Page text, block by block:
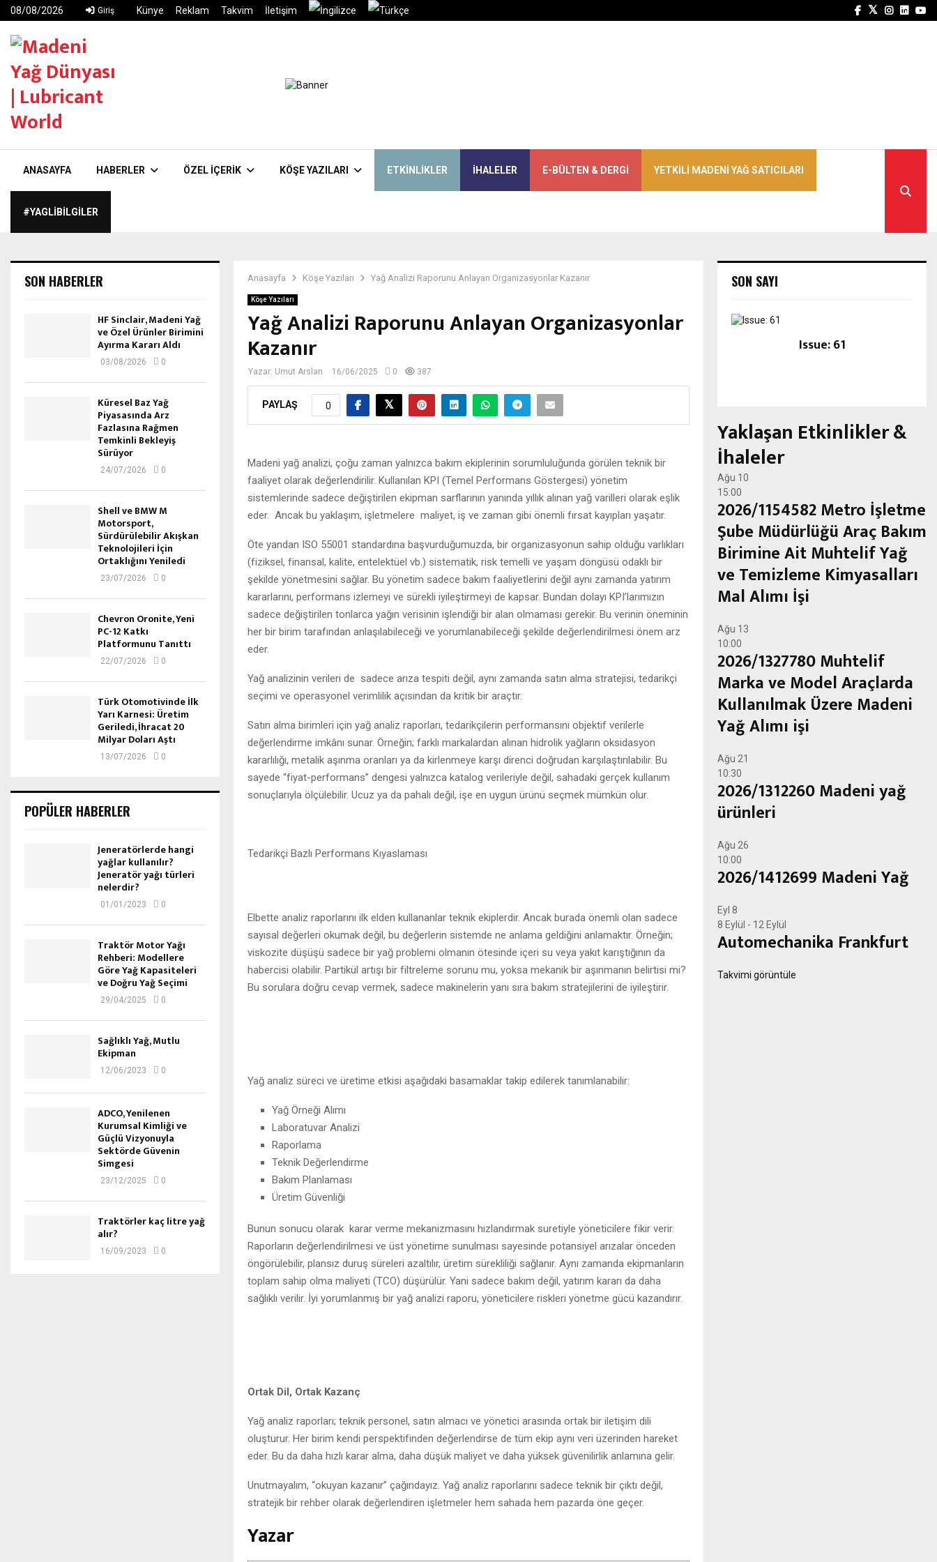
08/08/2026 Giriş Künye Reklam Takvim İletişim Facebook
Twitter
Instagram
ANASAYFA HABERLER ÖZEL İÇERIK KÖŞE YAZILARI ETKINLIKLER İHALELER E-BÜLTEN & DERGI YETKILI MADENI YAĞ SATICILARI
#YAGLIBILGILER
Anasayfa Köşe Yazıları Yağ Analizi Raporunu Anlayan Organizasyonlar Kazanır
Köşe Yazıları
Yağ Analizi Raporunu Anlayan Organizasyonlar
Kazanır
Yazar: Umut Arslan 16/06/2025 0 387
PAYLAŞ 0
Madeni yağ analizi, çoğu zaman yalnızca bakım ekiplerinin sorumluluğunda görülen teknik bir
faaliyet olarak değerlendirilir. Kullanılan KPI (Temel Performans Göstergesi) yönetim
sistemlerinde sadece değiştirilen ekipman sarflarının yanında yıllık alınan yağ varilleri olarak eşlik
eder. Ancak bu yaklaşım, işletmelere maliyet, iş ve zaman gibi önemli fırsat kayıpları yaşatır.
Öte yandan ISO 55001 standardına başvurduğumuzda, bir organizasyonun sahip olduğu varlıkları
(fiziksel, finansal, kalite, entelektüel vb.) sistematik, risk temelli ve yaşam döngüsü odaklı bir
şekilde yönetmesini sağlar. Bu yönetim sadece bakım faaliyetlerini değil aynı zamanda yatırım
kararlarını, performans izlemeyi ve sürekli iyileştirmeyi de kapsar. Bundan dolayı KPI’larımızın
sadece değiştirilen tonlarca yağın verisinin işlendiği bir alan olmaması gerekir. Bu verinin öneminin
her bir birim tarafından anlaşılabileceği ve yorumlanabileceği şekilde değerlendirilmesi önem arz
eder.
Yağ analizinin verileri de sadece arıza tespiti değil, aynı zamanda satın alma stratejisi, tedarikçi
seçimi ve operasyonel verimlilik açısından da kritik bir araçtır.
Satın alma birimleri için yağ analiz raporları, tedarikçilerin performansını objektif verilerle
değerlendirme imkânı sunar. Örneğin; farklı markalardan alınan hidrolik yağların oksidasyon
kararlılığı, metalik aşınma oranları ya da kirlenmeye karşı direnci doğrudan karşılaştırılabilir. Bu
sayede “fiyat-performans” dengesi yalnızca katalog verileriyle değil, sahadaki gerçek kullanım
sonuçlarıyla ölçülebilir. Ucuz ya da pahalı değil, işe en uygun ürünü seçmek mümkün olur.
Tedarikçi Bazlı Performans Kıyaslaması
Elbette analiz raporlarını ilk elden kullananlar teknik ekiplerdir. Ancak burada önemli olan sadece
sayısal değerleri okumak değil, bu değerlerin sistemde ne anlama geldiğini anlamaktır. Örneğin;
viskozite düşüşü sadece bir yağ problemi olmanın ötesinde içeri su veya yakıt karıştığının da
habercisi olabilir. Partikül artışı bir filtreleme sorunu mu, yoksa mekanik bir aşınmanın belirtisi mi?
Bu sorulara doğru cevap vermek, sadece makinelerin yanı sıra bakım stratejilerini de iyileştirir.
Yağ analiz süreci ve üretime etkisi aşağıdaki basamaklar takip edilerek tanımlanabilir:
Yağ Örneği Alımı
Laboratuvar Analizi
Raporlama
Teknik Değerlendirme
Bakım Planlaması
Üretim Güvenliği
Bunun sonucu olarak karar verme mekanizmasını hızlandırmak suretiyle yöneticilere fikir verir.
Raporların değerlendirilmesi ve üst yönetime sunulması sayesinde potansiyel arızalar önceden
öngörülebilir, plansız duruş süreleri azaltılır, üretim sürekliliği sağlanır. Aynı zamanda ekipmanların
toplam sahip olma maliyeti (TCO) düşürülür. Yani sadece bakım değil, yatırım kararı da daha
sağlıklı verilir. İyi yorumlanmış bir yağ analizi raporu, yöneticilere riskleri yönetme gücü kazandırır.
Ortak Dil, Ortak Kazanç
Yağ analiz raporları; teknik personel, satın almacı ve yönetici arasında ortak bir iletişim dili
oluşturur. Her birim kendi perspektifinden değerlendirse de tüm ekip aynı veri üzerinden hareket
eder. Bu da daha hızlı karar alma, daha düşük maliyet ve daha yüksek güvenilirlik anlamına gelir.
Unutmayalım, “okuyan kazanır” çağındayız. Yağ analiz raporlarını sadece teknik bir çıktı değil,
stratejik bir rehber olarak değerlendiren işletmeler hem sahada hem pazarda öne geçer.
Yazar
SON HABERLER
HF Sinclair, Madeni Yağ
ve Özel Ürünler Birimini
Ayırma Kararı Aldı
03/08/2026 0
Küresel Baz Yağ
Piyasasında Arz
Fazlasına Rağmen
Temkinli Bekleyiş
Sürüyor
24/07/2026 0
Shell ve BMW M
Motorsport,
Sürdürülebilir Akışkan
Teknolojileri İçin
Ortaklığını Yeniledi
23/07/2026 0
Chevron Oronite, Yeni
PC-12 Katkı
Platformunu Tanıttı
22/07/2026 0
Türk Otomotivinde İlk
Yarı Karnesi: Üretim
Geriledi, İhracat 20
Milyar Doları Aştı
13/07/2026 0
POPÜLER HABERLER
Jeneratörlerde hangi
yağlar kullanılır?
Jeneratör yağı türleri
nelerdir?
01/01/2023 0
Traktör Motor Yağı
Rehberi: Modellere
Göre Yağ Kapasiteleri
ve Doğru Yağ Seçimi
29/04/2025 0
Sağlıklı Yağ, Mutlu
Ekipman
12/06/2023 0
ADCO, Yenilenen
Kurumsal Kimliği ve
Güçlü Vizyonuyla
Sektörde Güvenin
Simgesi
23/12/2025 0
Traktörler kaç litre yağ
alır?
16/09/2023 0
SON SAYI
Issue: 61
Yaklaşan Etkinlikler &
İhaleler
Ağu 10
15:00
2026/1154582 Metro İşletme
Şube Müdürlüğü Araç Bakım
Birimine Ait Muhtelif Yağ
ve Temizleme Kimyasalları
Mal Alımı İşi
Ağu 13
10:00
2026/1327780 Muhtelif
Marka ve Model Araçlarda
Kullanılmak Üzere Madeni
Yağ Alımı işi
Ağu 21
10:30
2026/1312260 Madeni yağ
ürünleri
Ağu 26
10:00
2026/1412699 Madeni Yağ
Eyl 8
8 Eylül - 12 Eylül
Automechanika Frankfurt
Takvimi görüntüle